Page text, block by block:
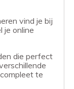
vind je bij
je online
die perfect
te